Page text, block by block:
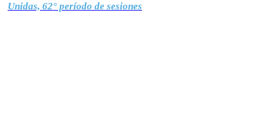
Unidas, 62° período de sesiones